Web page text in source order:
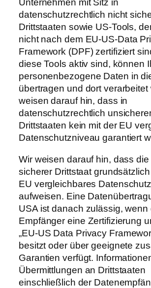
Unternehmen mit Sitz in
datenschutzrechtlich nicht
Drittstaaten sowie US-Tools,
nicht nach dem EU-US-Data
Framework (DPF) zertifiziert
diese Tools aktiv sind, können
personenbezogene Daten in
übertragen und dort verarbeitet
weisen darauf hin, dass in
datenschutzrechtlich
Drittstaaten kein mit der EU
Datenschutzniveau garantiert
Wir weisen darauf hin, dass die
sicherer Drittstaat
EU vergleichbares
aufweisen. Eine
USA ist danach zulässig, wenn
Empfänger eine Zertifizierung
„EU-US Data Privacy
besitzt oder über geeignete
Garantien verfügt.
Übermittlungen an Drittstaaten
einschließlich der